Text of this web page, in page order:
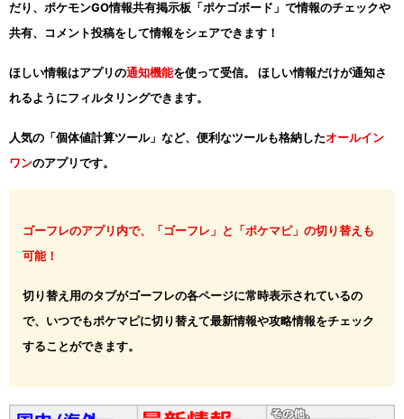
だり、ポケモンGO情報共有掲示板「ポケゴボード」で情報のチェックや
共有、コメント投稿をして情報をシェアできます！
ほしい情報はアプリの通知機能を使って受信。 ほしい情報だけが通知さ
れるようにフィルタリングできます。
人気の「個体値計算ツール」など、便利なツールも格納したオールイン
ワンのアプリです。
ゴーフレのアプリ内で、「ゴーフレ」と「ポケマピ」の切り替えも
可能！
切り替え用のタブがゴーフレの各ページに常時表示されているの
で、いつでもポケマピに切り替えて最新情報や攻略情報をチェック
することができます。